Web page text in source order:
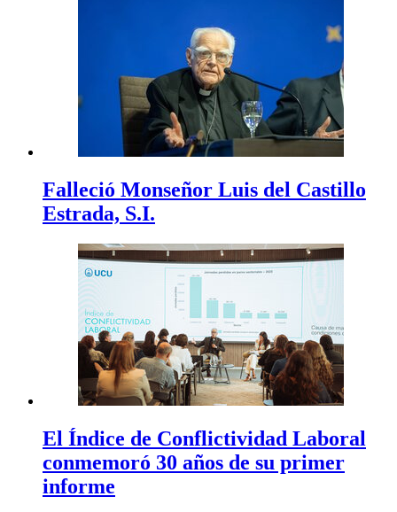
Falleció Monseñor Luis del Castillo
Estrada, S.I.
El Índice de Conflictividad Laboral
conmemoró 30 años de su primer
informe